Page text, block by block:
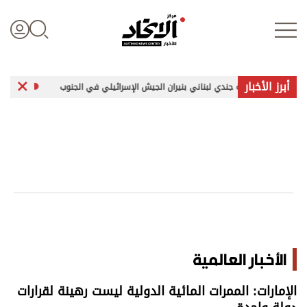
علوم الدار
اقتصاد
أبرز الأخبار
إصابة جندي لبناني بنيران الجيش الإسرائيلي في الجنوب تبادل هجمات
الأخبار العالمية
الإمارات: الممرات المائية الدولية ليست رهينة لقرارات